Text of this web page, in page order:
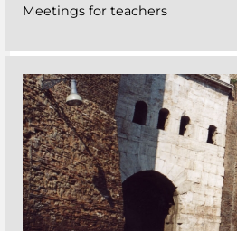
Meetings for teachers